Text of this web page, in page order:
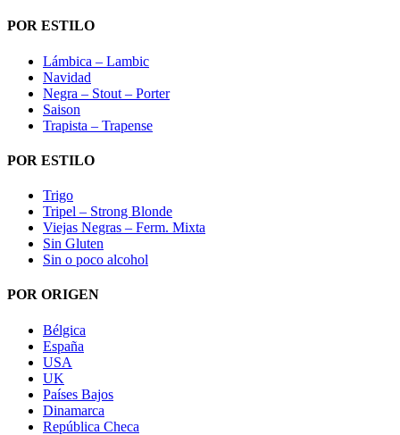
POR ESTILO
Lámbica – Lambic
Navidad
Negra – Stout – Porter
Saison
Trapista – Trapense
POR ESTILO
Trigo
Tripel – Strong Blonde
Viejas Negras – Ferm. Mixta
Sin Gluten
Sin o poco alcohol
POR ORIGEN
Bélgica
España
USA
UK
Países Bajos
Dinamarca
República Checa